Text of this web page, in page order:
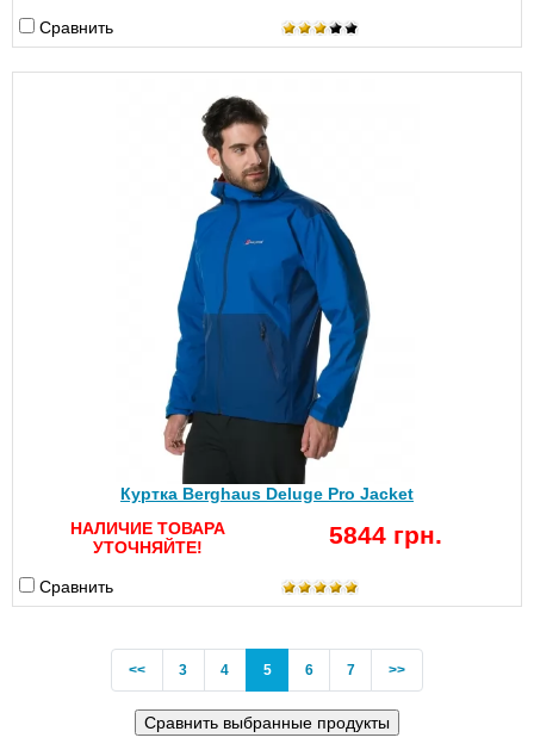
Сравнить
Куртка Berghaus Deluge Pro Jacket
НАЛИЧИЕ ТОВАРА
УТОЧНЯЙТЕ!
5844 грн.
Сравнить
<<Previous
3 4 5(current)
6 7 >>